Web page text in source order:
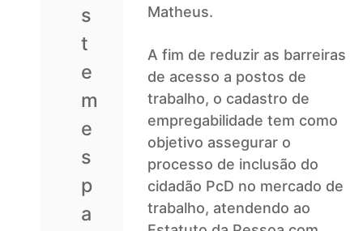
s
t
e
m
e
s
p
a
Matheus.
A fim de reduzir as barreiras
de acesso a postos de
trabalho, o cadastro de
empregabilidade tem como
objetivo assegurar o
processo de inclusão do
cidadão PcD no mercado de
trabalho, atendendo ao